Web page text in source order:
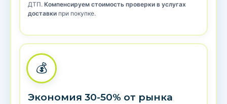
ДТП. Компенсируем стоимость проверки в услугах
доставки при покупке.
💰
Экономия 30-50% от рынка